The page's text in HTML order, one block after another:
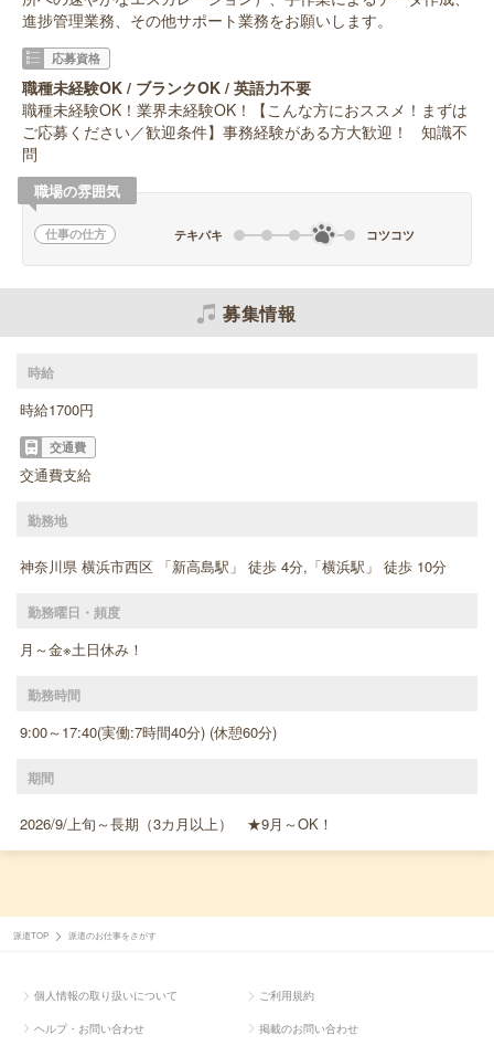
進捗管理業務、その他サポート業務をお願いします。
応募資格
職種未経験OK / ブランクOK / 英語力不要
職種未経験OK！業界未経験OK！【こんな方におススメ！まずは
ご応募ください／歓迎条件】事務経験がある方大歓迎！ 知識不
問
職場の雰囲気
仕事の仕方 テキパキ コツコツ
募集情報
時給
時給1700円
交通費
交通費支給
勤務地
神奈川県 横浜市西区 「新高島駅」 徒歩 4分,「横浜駅」 徒歩 10分
勤務曜日・頻度
月～金※土日休み！
勤務時間
9:00～17:40(実働:7時間40分) (休憩60分)
期間
2026/9/上旬～長期（3カ月以上） ★9月～OK！
派遣TOP 派遣のお仕事をさがす
個人情報の取り扱いについて ご利用規約
ヘルプ・お問い合わせ 掲載のお問い合わせ